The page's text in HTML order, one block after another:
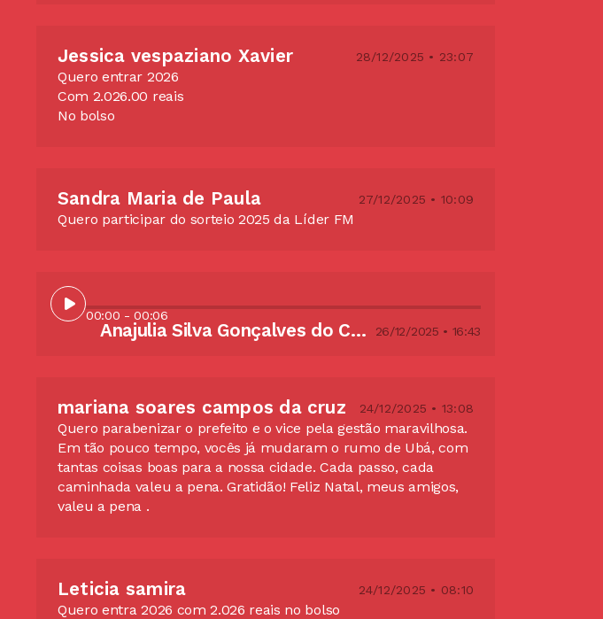
Jessica vespaziano Xavier 28/12/2025 • 23:07
Quero entrar 2026
Com 2.026.00 reais
No bolso
Sandra Maria de Paula 27/12/2025 • 10:09
Quero participar do sorteio 2025 da Líder FM
00:00 - 00:06
Anajulia Silva Gonçalves do Carmo 26/12/2025 • 16:43
mariana soares campos da cruz 24/12/2025 • 13:08
Quero parabenizar o prefeito e o vice pela gestão maravilhosa.
Em tão pouco tempo, vocês já mudaram o rumo de Ubá, com
tantas coisas boas para a nossa cidade. Cada passo, cada
caminhada valeu a pena. Gratidão! Feliz Natal, meus amigos,
valeu a pena .
Leticia samira 24/12/2025 • 08:10
Quero entra 2026 com 2.026 reais no bolso